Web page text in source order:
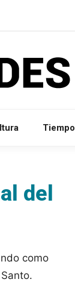
Tiempo
del
como